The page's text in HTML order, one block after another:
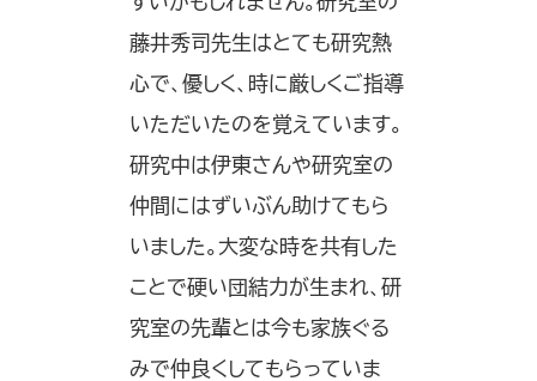
藤井秀司先生はとても研究熱
心で、優しく、時に厳しくご指導
いただいたのを覚えています。
研究中は伊東さんや研究室の
仲間にはずいぶん助けてもら
いました。大変な時を共有した
ことで硬い団結力が生まれ、研
究室の先輩とは今も家族ぐる
みで仲良くしてもらっていま